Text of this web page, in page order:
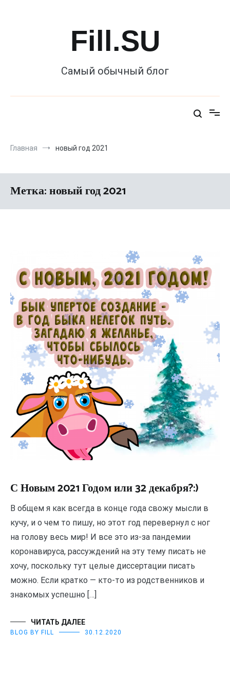
Fill.SU
Самый обычный блог
Главная новый год 2021
Метка:новый год 2021
С Новым 2021 Годом или 32 декабря?:)
В общем я как всегда в конце года свожу мысли в
кучу, и о чем то пишу, но этот год перевернул с ног
на голову весь мир! И все это из-за пандемии
коронавируса, рассуждений на эту тему писать не
хочу, поскольку тут целые диссертации писать
можно. Если кратко — кто-то из родственников и
знакомых успешно […]
ЧИТАТЬ ДАЛЕЕ
BLOG BY FILL 30.12.2020